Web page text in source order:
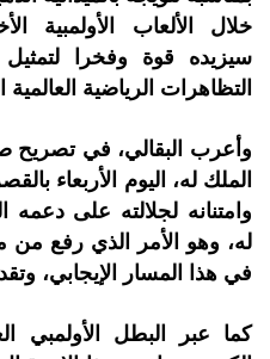
سيزيده قوة وفخرا
التظاهرات الرياضية العالمية
وأعرب البقالي، في تصريح
الملك له، اليوم الأربعاء
وامتنانه لجلالته على دعمه
له، وهو الأمر الذي رفع من
في هذا المسار الإيجابي،
كما عبر البطل الأولمبي